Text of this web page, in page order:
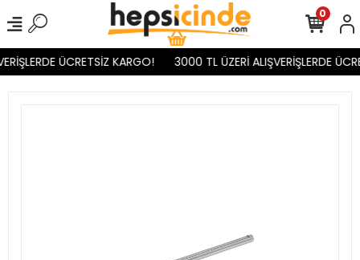
ÜCRETSİZ KARGO! 3000 TL ÜZERİ ALIŞVERİŞLERDE
0